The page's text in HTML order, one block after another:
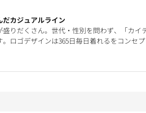
カジュアルライン
りだくさん。世代・性別を問わず、「カイ
ロゴデザインは365日毎日着れるをコンセプ